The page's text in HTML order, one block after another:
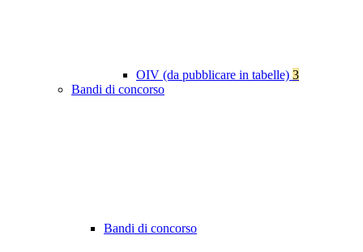
OIV (da pubblicare in tabelle) 3
Bandi di concorso
Bandi di concorso